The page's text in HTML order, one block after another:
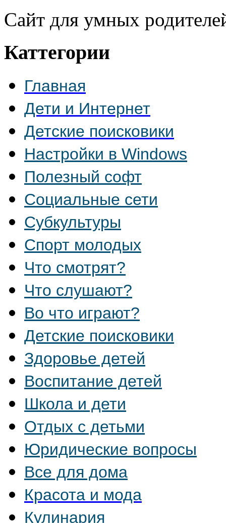
Сайт для умных
Каттегории
Главная
Дети и Интернет
Детские поисковики
Настройки в Windows
Полезный софт
Социальные сети
Субкультуры
Спорт молодых
Что смотрят?
Что слушают?
Во что играют?
Детские поисковики
Здоровье детей
Воспитание детей
Школа и дети
Отдых с детьми
Юридические вопросы
Все для дома
Красота и мода
Кулинария